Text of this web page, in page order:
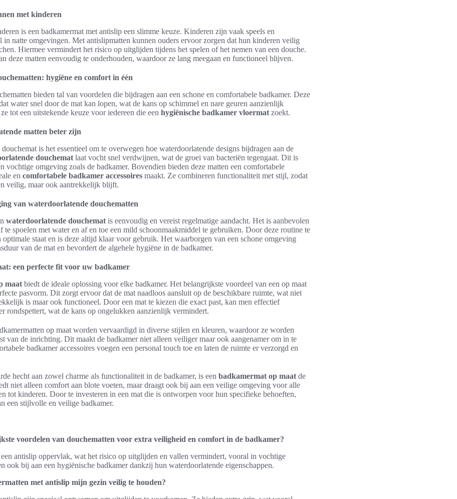
met kinderen
is een badkamermat met antislip een slimme keuze. Kinderen zijn vaak speels en
in natte omgevingen. Met antislipmatten kunnen ouders ervoor zorgen dat hun kinderen veilig
Hiermee vermindert het risico op uitglijden tijdens het spelen of het nemen van een douche.
deze matten eenvoudig te onderhouden, waardoor ze lang meegaan en functioneel blijven.
hygiëne en comfort in één
bieden tal van voordelen die bijdragen aan een schone en comfortabele badkamer. Deze
water snel door de mat kan lopen, wat de kans op schimmel en nare geuren aanzienlijk
tot een uitstekende keuze voor iedereen die een hygiënische badkamer vloermat zoekt.
matten beter zijn
is het essentieel om te overwegen hoe waterdoorlatende designs bijdragen aan de
douchemat laat vocht snel verdwijnen, wat de groei van bacteriën tegengaat. Dit is
vochtige omgeving zoals de badkamer. Bovendien bieden deze matten een comfortabele
en comfortabele badkamer accessoires maakt. Ze combineren functionaliteit met stijl, zodat
veilig, maar ook aantrekkelijk blijft.
van waterdoorlatende douchematten
waterdoorlatende douchemat is eenvoudig en vereist regelmatige aandacht. Het is aanbevolen
te spoelen met water en af en toe een mild schoonmaakmiddel te gebruiken. Door deze routine te
staat en is deze altijd klaar voor gebruik. Het waarborgen van een schone omgeving
van de mat en bevordert de algehele hygiëne in de badkamer.
een perfecte fit voor uw badkamer
maat biedt de ideale oplossing voor elke badkamer. Het belangrijkste voordeel van een op maat
pasvorm. Dit zorgt ervoor dat de mat naadloos aansluit op de beschikbare ruimte, wat niet
is maar ook functioneel. Door een mat te kiezen die exact past, kan men effectief
rondspettert, wat de kans op ongelukken aanzienlijk vermindert.
op maat worden vervaardigd in diverse stijlen en kleuren, waardoor ze worden
van de inrichting. Dit maakt de badkamer niet alleen veiliger maar ook aangenamer om in te
badkamer accessoires voegen een personal touch toe en laten de ruimte er verzorgd en
hecht aan zowel charme als functionaliteit in de badkamer, is een badkamermat op maat de
niet alleen comfort aan blote voeten, maar draagt ook bij aan een veilige omgeving voor alle
tot kinderen. Door te investeren in een mat die is ontworpen voor hun specifieke behoeften,
een stijlvolle en veilige badkamer.
voordelen van douchematten voor extra veiligheid en comfort in de badkamer?
antislip oppervlak, wat het risico op uitglijden en vallen vermindert, vooral in vochtige
ook bij aan een hygiënische badkamer dankzij hun waterdoorlatende eigenschappen.
met antislip mijn gezin veilig te houden?